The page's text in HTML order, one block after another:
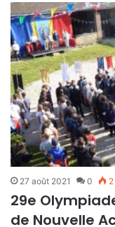
27 août 2021 0
29e
de Nouvelle